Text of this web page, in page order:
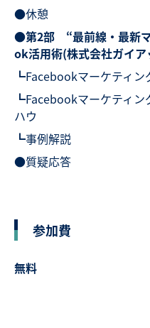
●休憩
●第2部 “最前線・最新
ok活用術(株式会社ガイア
┗Facebookマーケティン
┗Facebookマーケティン
ハウ
┗事例解説
●質疑応答
参加費
無料